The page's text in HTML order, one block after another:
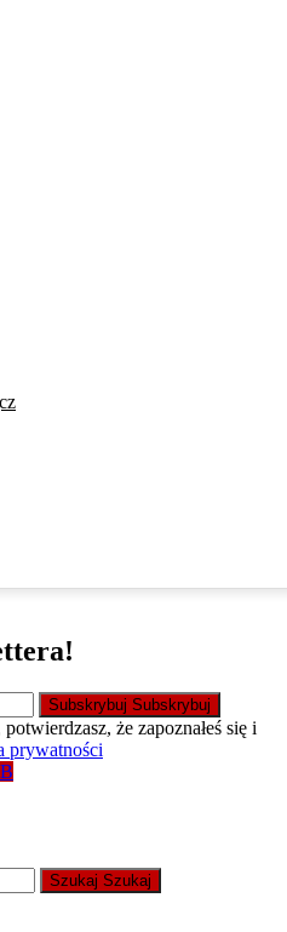
Subskrybuj Subskrybuj
że zapoznałeś się i
prywatności
Szukaj Szukaj